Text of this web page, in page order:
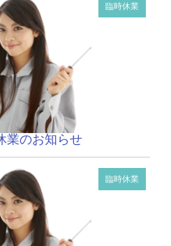
臨時休業
業のお知らせ
臨時休業